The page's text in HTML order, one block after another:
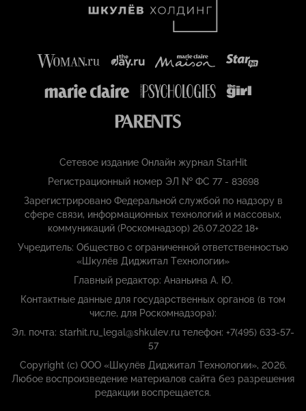
Сетевое издание Онлайн журнал StarHit
Регистрационный номер ЭЛ № ФС 77 - 83698
Зарегистрировано Федеральной службой по надзору в
сфере связи, информационных технологий и массовых,
коммуникаций (Роскомнадзор) 26.07.2022 18+
Учредитель: Общество с ограниченной ответственностью
«Шкулёв Диджитал Технологии»
Главный редактор: Ананьина А. Ю.
Контактные данные для государственных органов (в том
числе, для Роскомнадзора):
Эл. почта: starhit.ru_legal@shkulev.ru телефон: +7(495) 633-57-
57
Copyright (с) ООО «Шкулёв Диджитал Технологии», 2026.
Любое воспроизведение материалов сайта без разрешения
редакции воспрещается.